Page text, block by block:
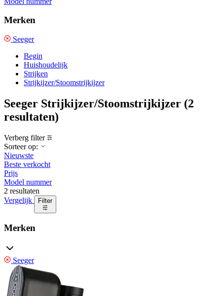
Merken
Seeger
Begin
Huishoudelijk
Strijken
Strijkijzer/Stoomstrijkijzer
Seeger Strijkijzer/Stoomstrijkijzer (2
resultaten)
Verberg filter
Sorteer op:
Nieuwste
Beste verkocht
Prijs
Model nummer
2 resultaten
Vergelijk
Filter
Merken
Seeger